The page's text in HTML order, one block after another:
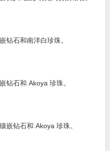
钻石和南洋白珍珠。
钻石和 Akoya 珍珠。
嵌钻石和 Akoya 珍珠。